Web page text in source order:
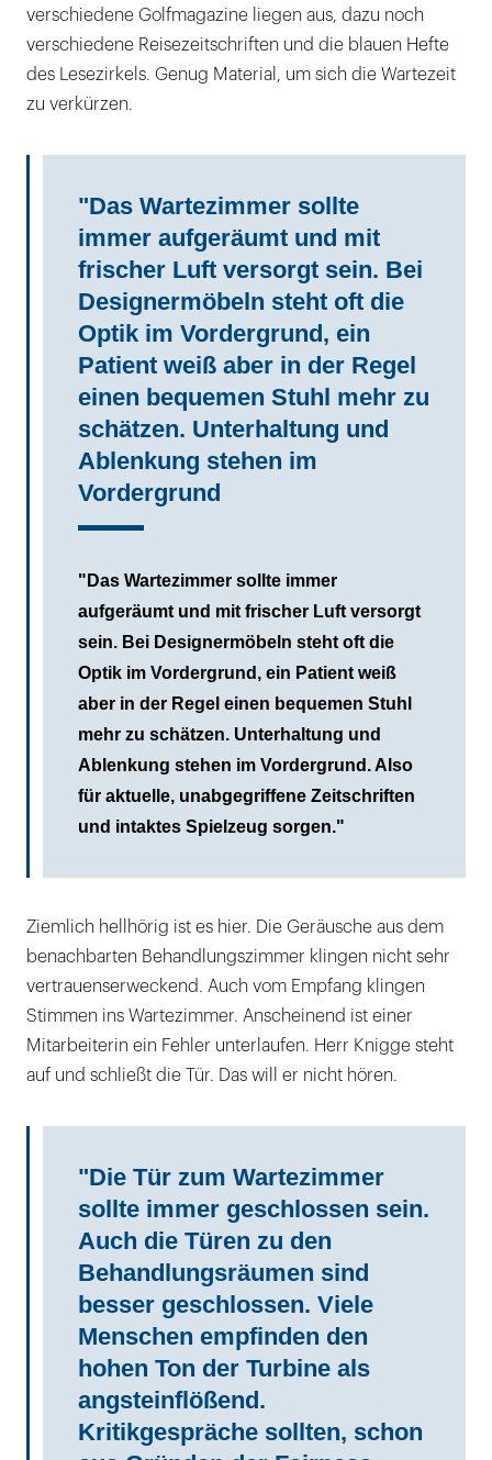
verschiedene Golfmagazine liegen aus, dazu noch
verschiedene Reisezeitschriften und die blauen Hefte
des Lesezirkels. Genug Material, um sich die Wartezeit
zu verkürzen.
"Das Wartezimmer sollte
immer aufgeräumt und mit
frischer Luft versorgt sein. Bei
Designermöbeln steht oft die
Optik im Vordergrund, ein
Patient weiß aber in der Regel
einen bequemen Stuhl mehr zu
schätzen. Unterhaltung und
Ablenkung stehen im
Vordergrund
"Das Wartezimmer sollte immer
aufgeräumt und mit frischer Luft versorgt
sein. Bei Designermöbeln steht oft die
Optik im Vordergrund, ein Patient weiß
aber in der Regel einen bequemen Stuhl
mehr zu schätzen. Unterhaltung und
Ablenkung stehen im Vordergrund. Also
für aktuelle, unabgegriffene Zeitschriften
und intaktes Spielzeug sorgen."
Ziemlich hellhörig ist es hier. Die Geräusche aus dem
benachbarten Behandlungszimmer klingen nicht sehr
vertrauenserweckend. Auch vom Empfang klingen
Stimmen ins Wartezimmer. Anscheinend ist einer
Mitarbeiterin ein Fehler unterlaufen. Herr Knigge steht
auf und schließt die Tür. Das will er nicht hören.
"Die Tür zum Wartezimmer
sollte immer geschlossen sein.
Auch die Türen zu den
Behandlungsräumen sind
besser geschlossen. Viele
Menschen empfinden den
hohen Ton der Turbine als
angsteinflößend.
Kritikgespräche sollten, schon